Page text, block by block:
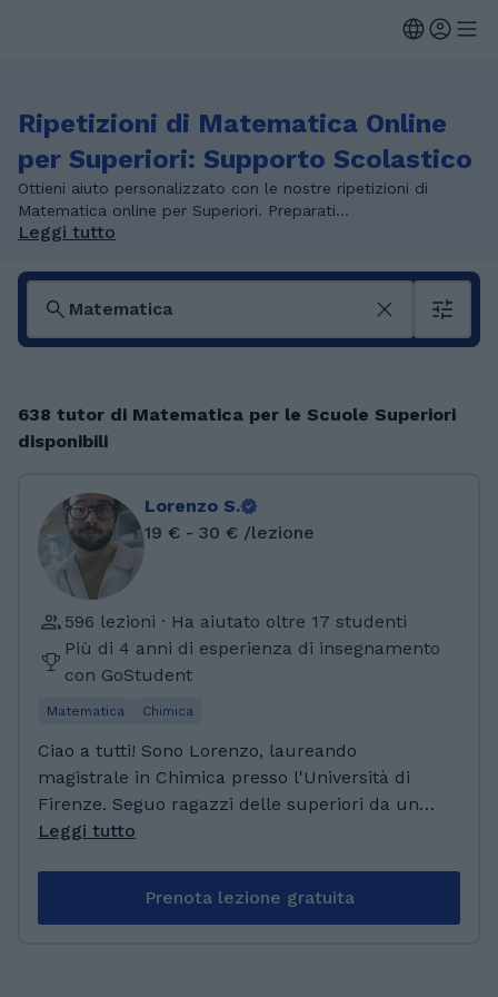
Ripetizioni di Matematica Online
per Superiori: Supporto Scolastico
Ottieni aiuto personalizzato con le nostre ripetizioni di
Matematica online per Superiori. Preparati...
Leggi tutto
638 tutor di Matematica per le Scuole Superiori
disponibili
Lorenzo S.
19 € - 30 € /lezione
596 lezioni · Ha aiutato oltre 17 studenti
Più di 4 anni di esperienza di insegnamento
con GoStudent
Matematica Chimica
Ciao a tutti! Sono Lorenzo, laureando
magistrale in Chimica presso l'Università di
Firenze. Seguo ragazzi delle superiori da un
decennio, dando loro ripetizioni di materie
attività che mi ha permesso di crescere molto
Leggi tutto
Prenota lezione gratuita